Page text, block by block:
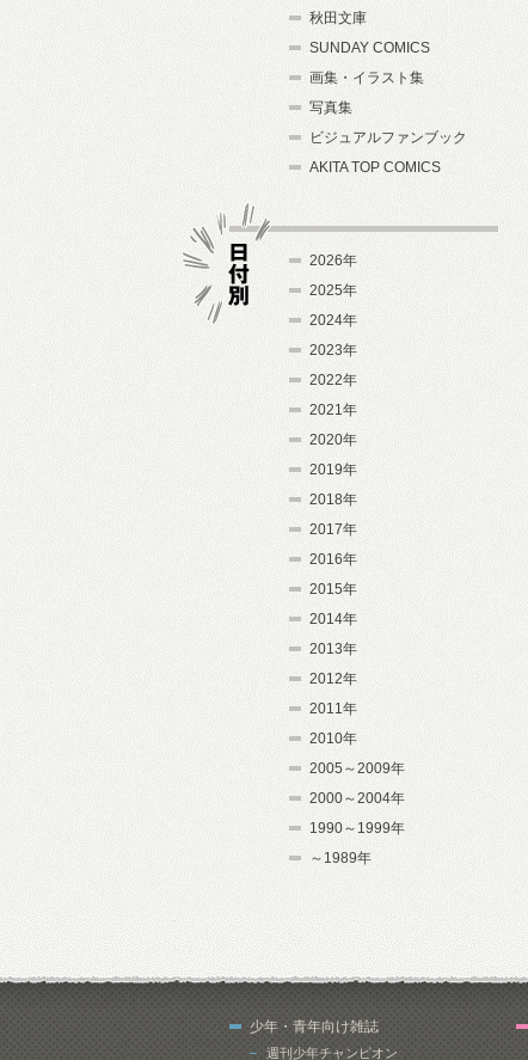
秋田文庫
SUNDAY COMICS
画集・イラスト集
写真集
ビジュアルファンブック
AKITA TOP COMICS
2026年
2025年
2024年
2023年
2022年
2021年
2020年
2019年
2018年
2017年
2016年
2015年
2014年
2013年
2012年
2011年
2010年
2005～2009年
2000～2004年
1990～1999年
～1989年
少年・青年向け雑誌
週刊少年チャンピオン